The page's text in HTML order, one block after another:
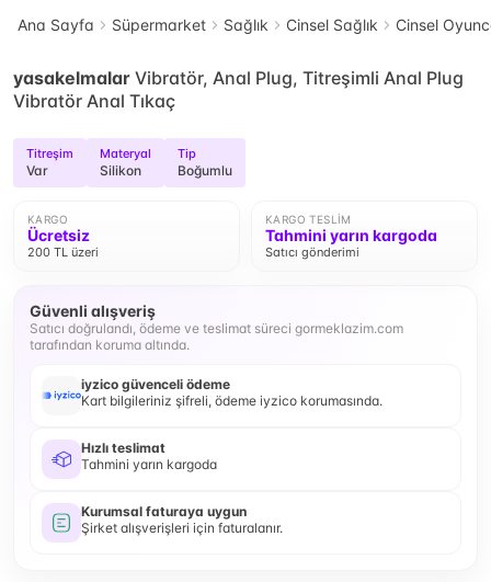
Ana Sayfa Süpermarket Sağlık Cinsel Sağlık Cinsel
yasakelmalar Vibratör, Anal Plug, Titreşimli Anal Plug
Vibratör Anal Tıkaç
Titreşim
Var
Materyal
Silikon
Tip
Boğumlu
KARGO
Ücretsiz
200 TL üzeri
KARGO TESLIM
Tahmini yarın kargoda
Satıcı gönderimi
Güvenli alışveriş
Satıcı doğrulandı, ödeme ve teslimat süreci gormeklazim.com
tarafından koruma altında.
iyzico güvenceli ödeme
Kart bilgileriniz şifreli, ödeme iyzico korumasında.
Hızlı teslimat
Tahmini yarın kargoda
Kurumsal faturaya uygun
Şirket alışverişleri için faturalanır.